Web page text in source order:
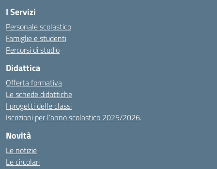
I Servizi
Personale scolastico
Famiglie e studenti
Percorsi di studio
Didattica
Offerta formativa
Le schede didattiche
I progetti delle classi
Iscrizioni per l’anno scolastico 2025/2026.
Novità
Le notizie
Le circolari